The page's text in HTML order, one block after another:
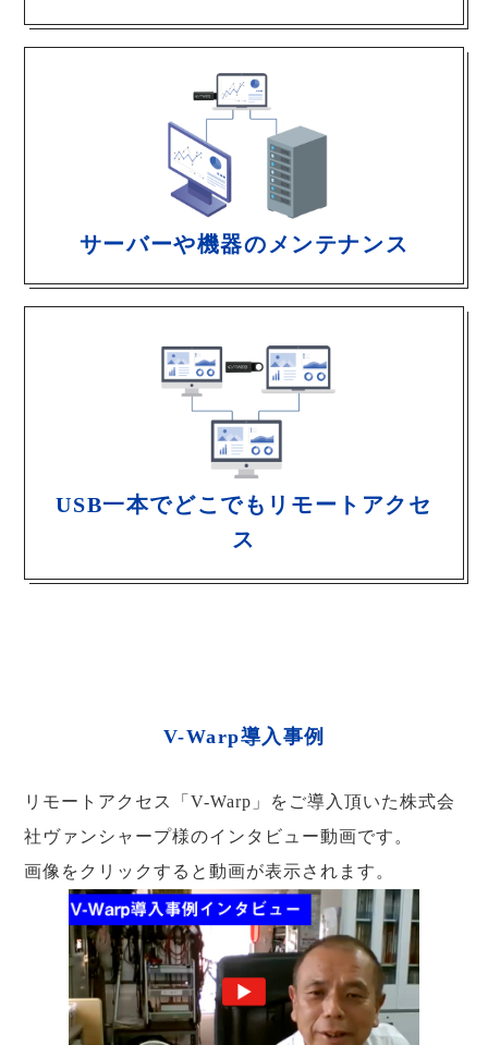
サーバーや機器のメンテナンス
USB一本でどこでもリモートアクセ
ス
V-Warp導入事例
リモートアクセス「V-Warp」をご導入頂いた株式会
社ヴァンシャープ様のインタビュー動画です。
画像をクリックすると動画が表示されます。